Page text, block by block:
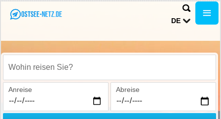
DE
Wohin reisen Sie?
Anreise Abreise